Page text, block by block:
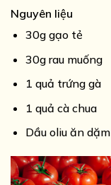
Nguyên liệu
30g gạo tẻ
30g rau muống
1 quả trứng gà
1 quả cà chua
Dầu oliu ăn dặm